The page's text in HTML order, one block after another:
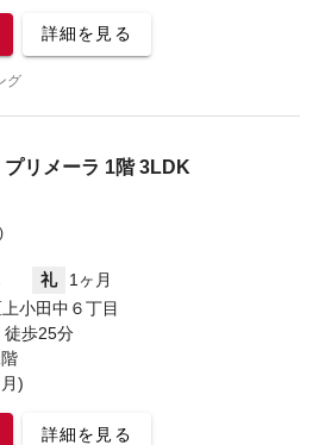
詳細を見る
グ
プリメーラ 1階 3LDK
礼
1ヶ月
小田中６丁目
徒歩25分
)
詳細を見る